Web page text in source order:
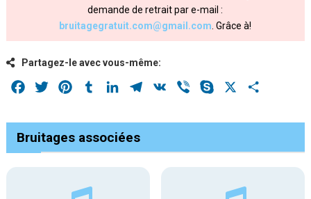
demande de retrait par e-mail :
bruitagegratuit.com@gmail.com . Grâce à!
Partagez-le avec vous-même:
Facebook
Twitter PinterestTumblrLinkedInTelegram
VK Viber Skype
Bruitages associées